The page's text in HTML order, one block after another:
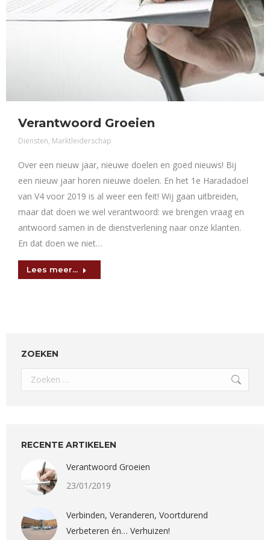
Verantwoord Groeien
Diensten, Marktleiderschap
Over een nieuw jaar, nieuwe doelen en goed nieuws! Bij
een nieuw jaar horen nieuwe doelen. En het 1e Haradadoel
van V4 voor 2019 is al weer een feit! Wij gaan uitbreiden,
maar dat doen we wel verantwoord: we brengen vraag en
antwoord samen in de dienstverlening naar onze klanten.
En dat doen we niet…
Lees meer...
ZOEKEN
Search:
RECENTE ARTIKELEN
Verantwoord Groeien
23/01/2019
Verbinden, Veranderen, Voortdurend
Verbeteren én… Verhuizen!